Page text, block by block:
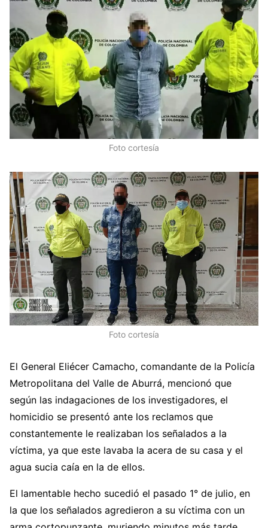
Foto cortesía
Foto cortesía
El General Eliécer Camacho, comandante de la Policía
Metropolitana del Valle de Aburrá, mencionó que
según las indagaciones de los investigadores, el
homicidio se presentó ante los reclamos que
constantemente le realizaban los señalados a la
víctima, ya que este lavaba la acera de su casa y el
agua sucia caía en la de ellos.
El lamentable hecho sucedió el pasado 1° de julio, en
la que los señalados agredieron a su víctima con un